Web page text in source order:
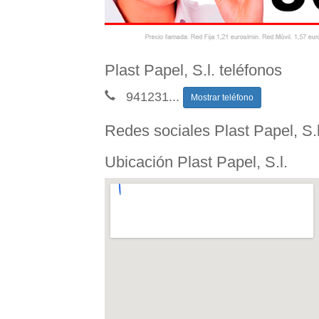
Plast Papel, S.l. teléfonos
941231... Mostrar teléfono
Redes sociales Plast Papel,
Ubicación Plast Papel, S.l.